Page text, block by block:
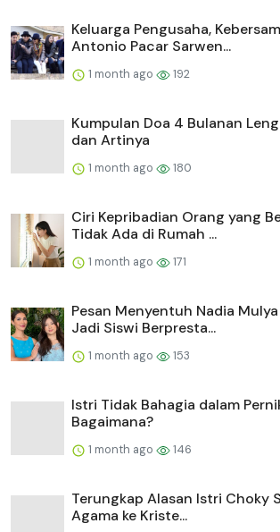
Keluarga Pengusaha,
Antonio Pacar Sarwen...
1 month ago 192
Kumpulan Doa 4 Bulanan
dan Artinya
1 month ago 180
Ciri Kepribadian Orang yang
Tidak Ada di Rumah ...
1 month ago 171
Pesan Menyentuh Nadia
Jadi Siswi Berpresta...
1 month ago 153
Istri Tidak Bahagia dalam
Bagaimana?
1 month ago 146
Terungkap Alasan Istri Choky
Agama ke Kriste...